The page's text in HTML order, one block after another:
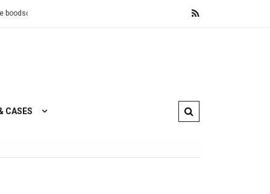
landen Wooninspiratie, betaalbaar design en zweedse
CASES